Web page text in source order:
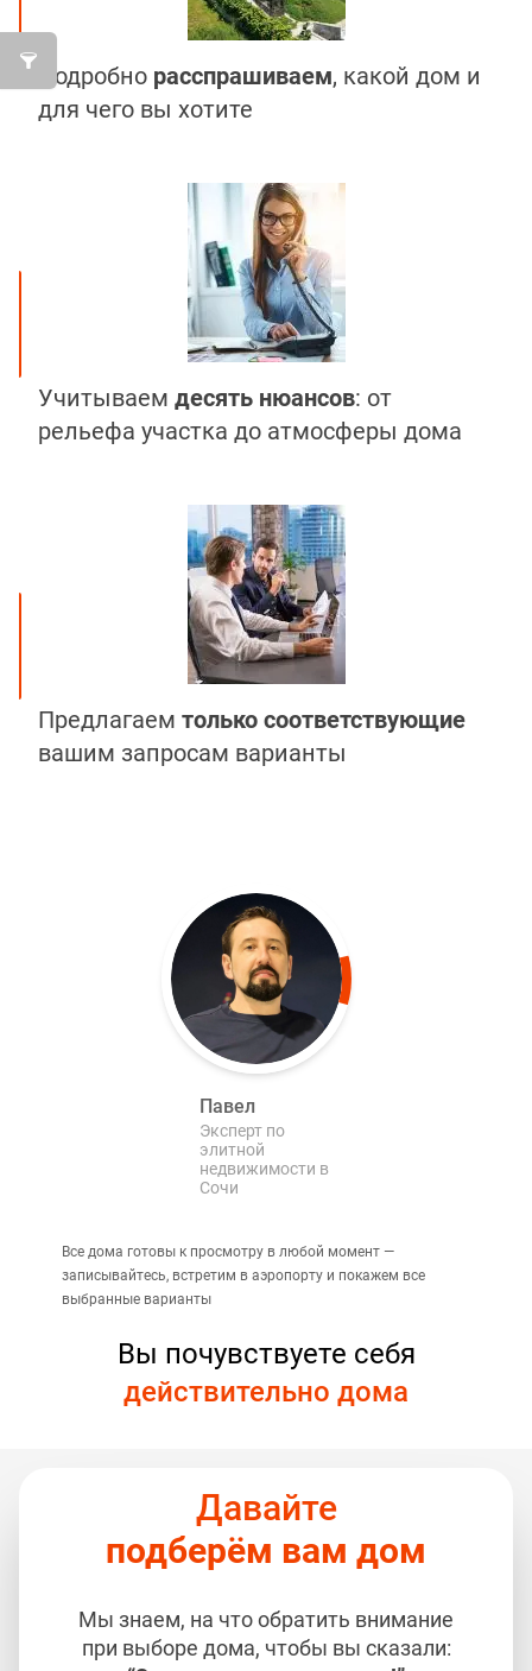
Подробно расспрашиваем, какой дом и
для чего вы хотите
Учитываем десять нюансов: от
рельефа участка до атмосферы дома
Предлагаем только соответствующие
вашим запросам варианты
Павел
Эксперт по
элитной
недвижимости в
Сочи
Все дома готовы к просмотру в любой момент —
записывайтесь, встретим в аэропорту и покажем все
выбранные варианты
Вы почувствуете себя
действительно дома
Давайте
подберём вам дом
Мы знаем, на что обратить внимание
при выборе дома, чтобы вы сказали: